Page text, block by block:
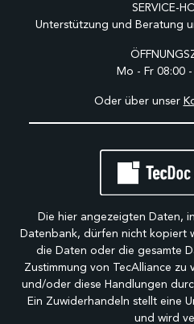
SERVICE-
Unterstützung und Beratung
Mo - Fr 08:00
Oder über unser
Die hier angezeigten Daten,
Datenbank, dürfen nicht kopiert
die Daten oder die gesamte
Zustimmung von TecAlliance
und/oder diese Handlungen
Ein Zuwiderhandeln stellt eine
und wird